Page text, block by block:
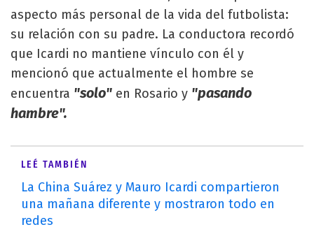
aspecto más personal de la vida del futbolista:
su relación con su padre. La conductora recordó
que Icardi no mantiene vínculo con él y
mencionó que actualmente el hombre se
encuentra "solo" en Rosario y "pasando
hambre".
LEÉ TAMBIÉN
La China Suárez y Mauro Icardi compartieron
una mañana diferente y mostraron todo en
redes